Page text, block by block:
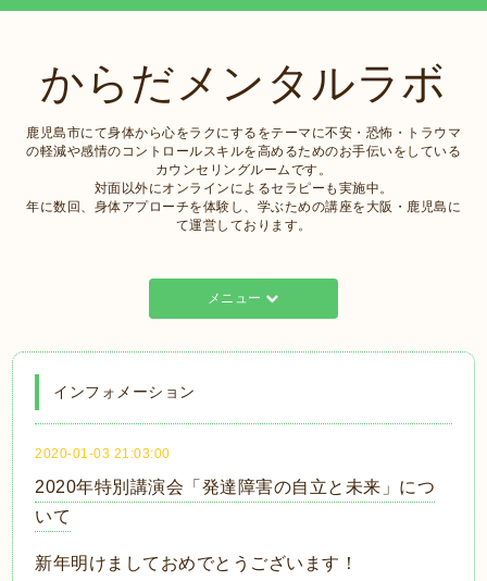
からだメンタルラボ
鹿児島市にて身体から心をラクにするをテーマに不安・恐怖・トラウマ
の軽減や感情のコントロールスキルを高めるためのお手伝いをしている
カウンセリングルームです。
対面以外にオンラインによるセラピーも実施中。
年に数回、身体アプローチを体験し、学ぶための講座を大阪・鹿児島に
て運営しております。
メニュー
インフォメーション
2020-01-03 21:03:00
2020年特別講演会「発達障害の自立と未来」につ
いて
新年明けましておめでとうございます！